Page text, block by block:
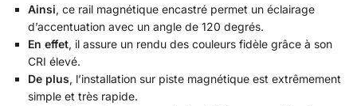
Ainsi, ce rail magnétique encastré permet un éclairage
d’accentuation avec un angle de 120 degrés.
En effet, il assure un rendu des couleurs fidèle grâce à son
CRI élevé.
De plus, l’installation sur piste magnétique est extrêmement
simple et très rapide.